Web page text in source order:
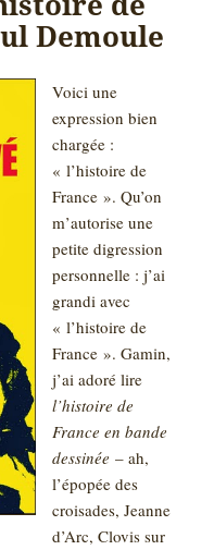
Demoule
Voici une
expression bien
chargée :
« l’histoire de
France ». Qu’on
m’autorise une
petite digression
personnelle : j’ai
grandi avec
« l’histoire de
France ». Gamin,
j’ai adoré lire
l’histoire de
France en bande
dessinée – ah,
l’épopée des
croisades, Jeanne
d’Arc, Clovis sur